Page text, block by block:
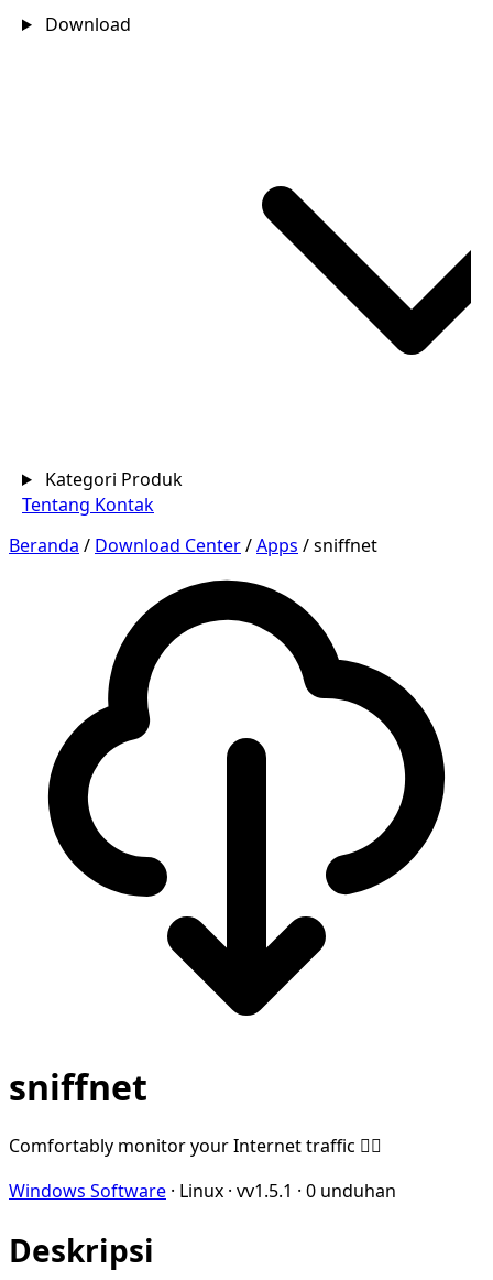
Download
Kategori Produk
Tentang Kontak
Beranda / Download Center/Apps /sniffnet
sniffnet
Comfortably monitor your Internet traffic 🕵️‍♂️
Windows Software · Linux · vv1.5.1 · 0 unduhan
Deskripsi